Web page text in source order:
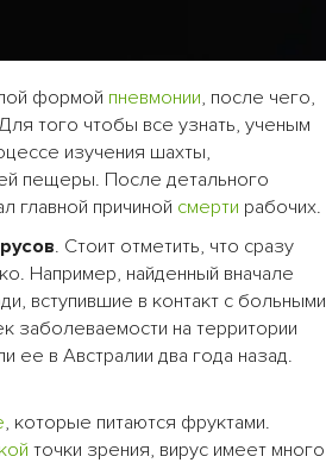
формой пневмонии, после чего,
того чтобы все узнать, ученым
изучения шахты,
пещеры. После детального
главной причиной смерти рабочих.
. Стоит отметить, что сразу
Например, найденный вначале
вступившие в контакт с больными
заболеваемости на территории
ее в Австралии два года назад.
, которые питаются фруктами.
точки зрения, вирус имеет много